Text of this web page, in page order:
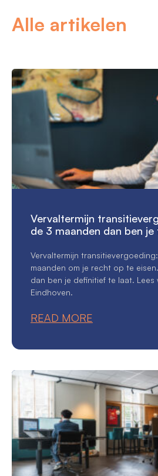
Alle artikelen
Vervaltermijn
de 3 maanden dan ben je
Vervaltermijn
maanden om je recht op te
dan ben je definitief te laat. Lees
Eindhoven.
READ MORE